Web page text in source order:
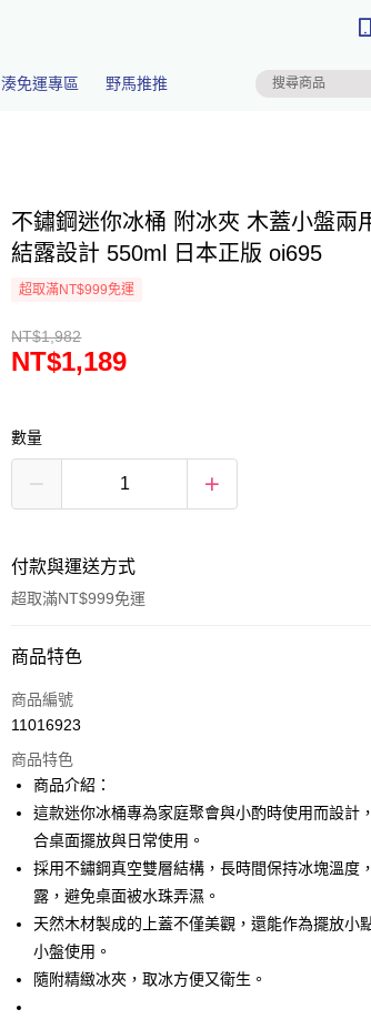
湊免運專區 野馬推推
不鏽鋼迷你冰桶 附冰夾 木蓋小盤兩
結露設計 550ml 日本正版 oi695
超取滿NT$999免運
NT$1,982
NT$1,189
數量
付款與運送方式
超取滿NT$999免運
付款方式
信用卡一次付款
3 期 0 利率 每期
合作金庫商業銀行
第一商業銀行
華南商業銀行
國泰世華商業銀行
兆豐國際商業銀行
臺灣中小企業銀行
匯豐（台灣）商業銀行
華泰商業銀行
聯邦商業銀行
元大商業銀行
超商取貨付款
Apple Pay
悠遊付
商品特色
商品編號
11016923
商品特色
商品介紹：
這款迷你冰桶專為家庭聚會與小酌時使用而設計
合桌面擺放與日常使用。
採用不鏽鋼真空雙層結構，長時間保持冰塊溫度
露，避免桌面被水珠弄濕。
天然木材製成的上蓋不僅美觀，還能作為擺放小
小盤使用。
隨附精緻冰夾，取冰方便又衛生。